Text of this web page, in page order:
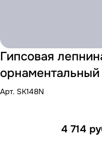
Гипсовая
Арт. SK148N
4 714